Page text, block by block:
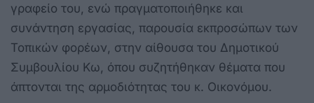
γραφείο του, ενώ πραγματοποιήθηκε και
συνάντηση εργασίας, παρουσία εκπροσώπων των
Τοπικών φορέων, στην αίθουσα του Δημοτικού
Συμβουλίου Κω, όπου συζητήθηκαν θέματα που
άπτονται της αρμοδιότητας του κ. Οικονόμου.